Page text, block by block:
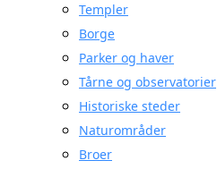
Templer
Borge
Parker og haver
Tårne og observatorier
Historiske steder
Naturområder
Broer